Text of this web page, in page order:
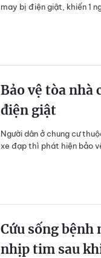
may bị điện giật, khiến 1
Bảo vệ tòa nhà
điện giật
Người dân ở chung cư
xe đạp thì phát hiện bảo
Cứu sống
nhịp tim sau